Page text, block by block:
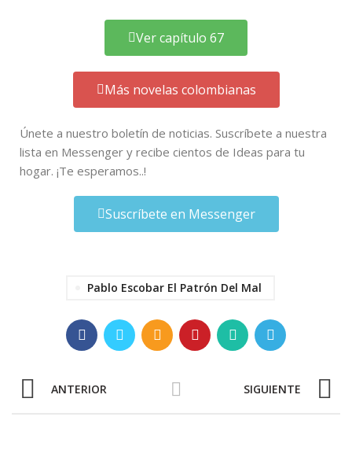
Ver capítulo 67
Más novelas colombianas
Únete a nuestro boletín de noticias. Suscríbete a nuestra
lista en Messenger y recibe cientos de Ideas para tu
hogar. ¡Te esperamos..!
Suscríbete en Messenger
Pablo Escobar El Patrón Del Mal
ANTERIOR SIGUIENTE